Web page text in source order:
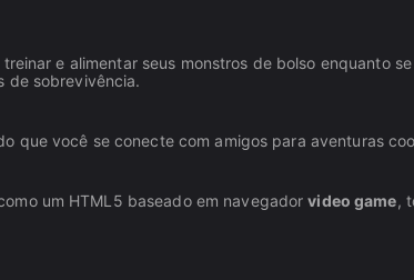
e alimentar seus monstros de bolso enquanto
de sobrevivência.
que você se conecte com amigos para aventuras
um HTML5 baseado em navegadorvideo game,